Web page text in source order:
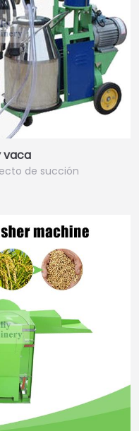
vaca
de succión